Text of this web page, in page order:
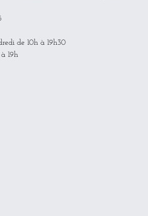
de 10h à 19h30
19h